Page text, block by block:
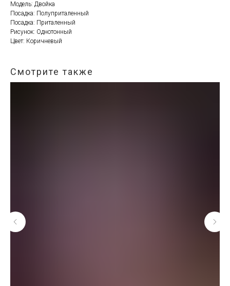
Модель: Двойка
Посадка: Полуприталенный
Посадка: Приталенный
Рисунок: Однотонный
Цвет: Коричневый
Смотрите также